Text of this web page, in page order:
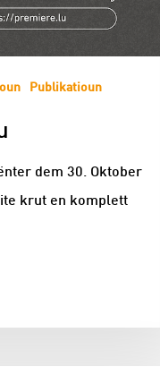
Publikatioun
dem 30. Oktober
krut en komplett